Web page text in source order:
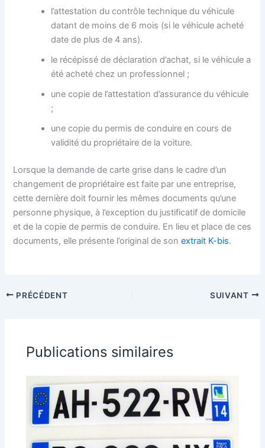
l’attestation du contrôle technique du véhicule
datant de moins de 6 mois (si le véhicule acheté
date de plus de 4 ans).
le récépissé de déclaration d’achat, si le véhicule a
été acheté chez un professionnel ;
une copie de l’attestation d’assurance du véhicule
;
une copie du permis de conduire en cours de
validité du propriétaire de la voiture.
Lorsque la demande de carte grise dans le cadre d’un
changement de propriétaire est faite par une entreprise,
cette dernière doit fournir les mêmes documents qu’une
personne physique, à l’exception du justificatif de domicile
et de la copie de permis de conduire. En lieu et place de ces
documents, elle présente l’original de sonextrait K-bis.
PRÉCÉDENT SUIVANT
Publications similaires